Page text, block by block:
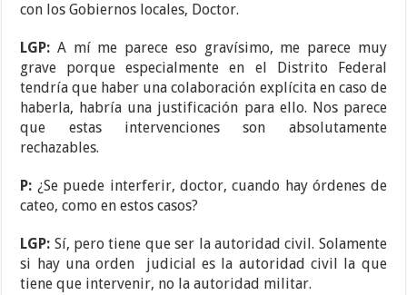
con los Gobiernos locales, Doctor.
LGP: A mí me parece eso gravísimo, me parece muy
grave porque especialmente en el Distrito Federal
tendría que haber una colaboración explícita en caso de
haberla, habría una justificación para ello. Nos parece
que estas intervenciones son absolutamente
rechazables.
P: ¿Se puede interferir, doctor, cuando hay órdenes de
cateo, como en estos casos?
LGP: Sí, pero tiene que ser la autoridad civil. Solamente
si hay una orden judicial es la autoridad civil la que
tiene que intervenir, no la autoridad militar.